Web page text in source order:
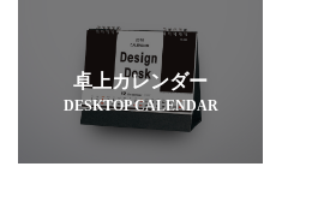
卓上カレンダー
DESKTOP CALENDAR